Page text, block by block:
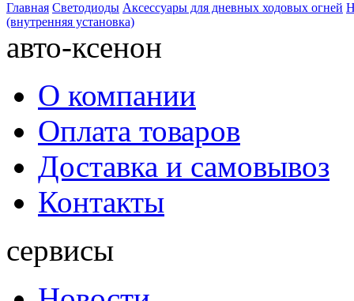
Главная Светодиоды Аксессуары для дневных ходовых огней
(внутренняя установка)
авто-ксенон
О компании
Оплата товаров
Доставка и самовывоз
Контакты
сервисы